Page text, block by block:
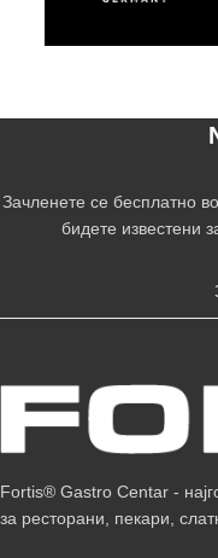
Зачленете се бесплатно
бидете известени
Fortis® Gastro Centar -
за ресторани, пекари,